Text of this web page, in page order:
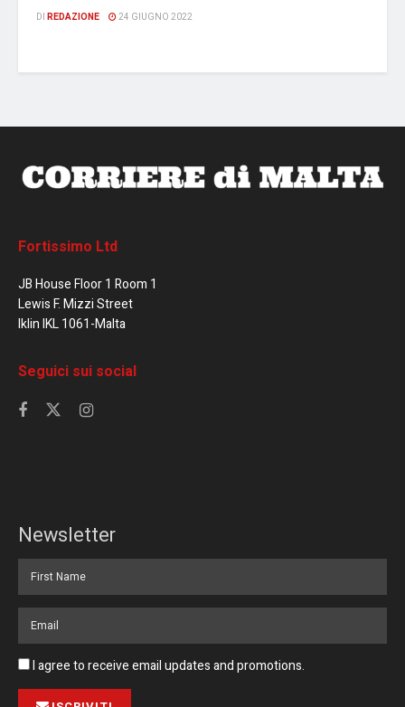
DI REDAZIONE 24 GIUGNO 2022
Fortissimo Ltd
JB House Floor 1 Room 1
Lewis F. Mizzi Street
Iklin IKL 1061-Malta
Seguici sui social
Newsletter
I agree to receive email updates and promotions.